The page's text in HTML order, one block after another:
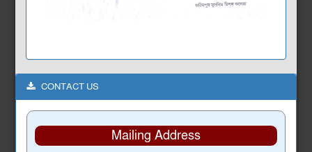
CONTACT US
Mailing Address